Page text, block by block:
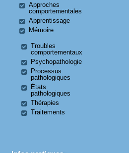
Approches
comportementales
Apprentissage
Mémoire
Troubles
comportementaux
Psychopathologie
Processus
pathologiques
États
pathologiques
Thérapies
Traitements